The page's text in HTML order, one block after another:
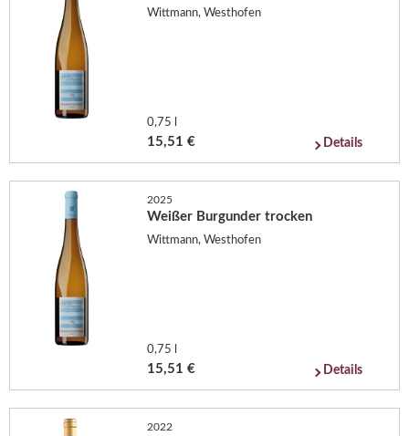
Wittmann, Westhofen
0,75 l
15,51 € Details
2025
Weißer Burgunder trocken
Wittmann, Westhofen
0,75 l
15,51 € Details
2022